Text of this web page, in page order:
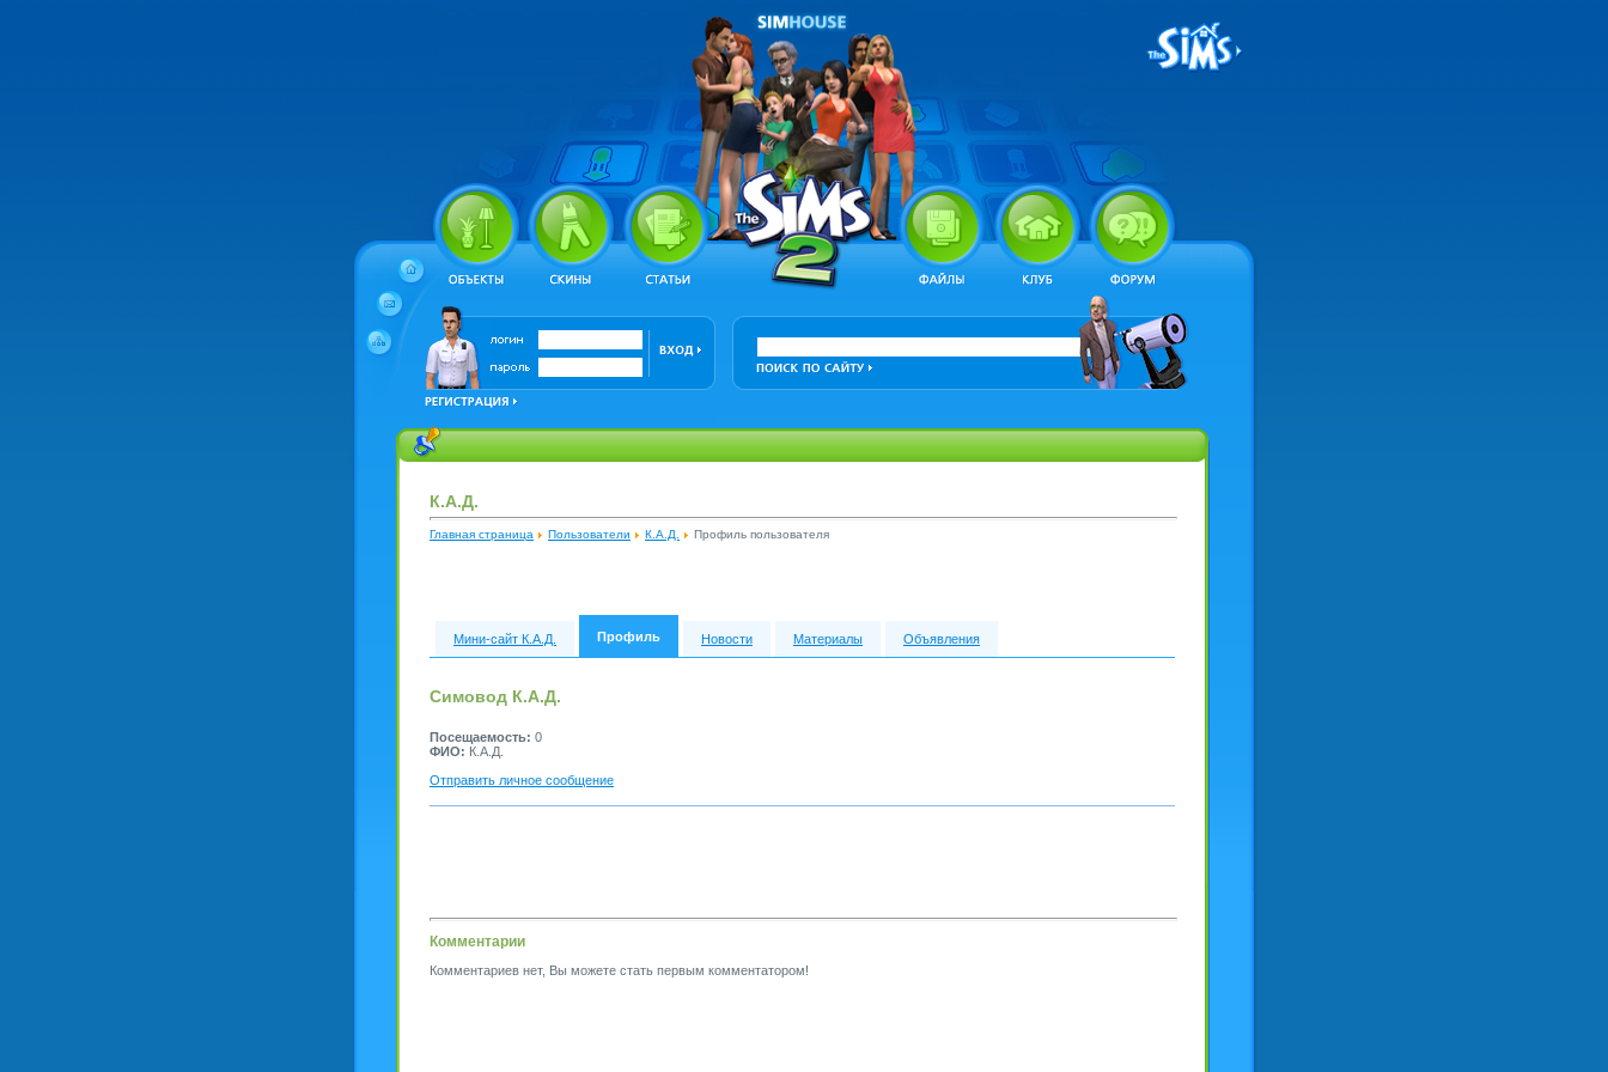
К.А.Д.
Главная страница Пользователи К.А.Д. Профиль пользователя
Мини-сайт К.А.Д. Профиль Новости Материалы Объявления
Симовод К.А.Д.
Посещаемость: 0
ФИО: К.А.Д.
Отправить личное сообщение
Комментарии
Комментариев нет, Вы можете стать первым комментатором!